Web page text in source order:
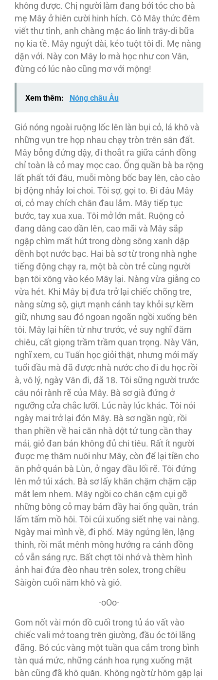
không được. Chị người làm đang bới tóc cho bà
mẹ Mây ở hiên cười hinh hích. Cô Mây thức đêm
viết thư tình, anh chàng mặc áo lính trây-di bữa
nọ kia tề. Mây nguýt dài, kéo tuột tôi đi. Mẹ nàng
dặn với. Này con Mây lo mà học như con Vân,
đừng có lúc nào cũng mơ với mộng!
Xem thêm: Nóng châu Âu
Gió nóng ngoài ruộng lốc lên làn bụi cỏ, lá khô và
những vụn tre họp nhau chạy tròn trên sân đất.
Mây bỗng đứng dậy, đi thoắt ra giữa cánh đồng
chỉ toàn là cỏ may mọc cao. Ống quần bà ba rộng
lất phất tới đâu, muỗi mòng bốc bay lên, cào cào
bị động nhảy loi choi. Tôi sợ, gọi to. Đi đâu Mây
ơi, cỏ may chích chân đau lắm. Mây tiếp tục
bước, tay xua xua. Tôi mở lớn mắt. Ruộng cỏ
đang dâng cao dần lên, cao mãi và Mây sắp
ngập chìm mất hút trong dòng sông xanh dập
dềnh bọt nước bạc. Hai bà sơ từ trong nhà nghe
tiếng động chạy ra, một bà còn trẻ cùng người
bạn tôi xông vào kéo Mây lại. Nàng vừa giằng co
vừa hét. Khi Mây bị đưa trở lại chiếc chõng tre,
nàng sừng sộ, giựt mạnh cánh tay khỏi sự kềm
giữ, nhưng sau đó ngoan ngoãn ngồi xuống bên
tôi. Mây lại hiền từ như trước, vẻ suy nghĩ đăm
chiêu, cất giọng trầm trầm quan trọng. Này Vân,
nghĩ xem, cu Tuấn học giỏi thật, nhưng mới mấy
tuổi đầu mà đã được nhà nước cho đi du học rồi
à, vô lý, ngày Vân đi, đã 18. Tôi sững người trước
câu nói rành rẽ của Mây. Bà sơ già đứng ở
ngưỡng cửa chắc lưỡi. Lúc này lúc khác. Tôi nói
ngày mai trở lại đón Mây. Bà sơ ngần ngừ, rồi
than phiền về hai căn nhà dột tứ tung cần thay
mái, giỏ đan bán không đủ chi tiêu. Rất ít người
được mẹ thăm nuôi như Mây, còn để lại tiền cho
ăn phở quán bà Lùn, ở ngay đầu lối rẽ. Tôi đứng
lên mở túi xách. Bà sơ lấy khăn chặm chặm cặp
mắt lem nhem. Mây ngồi co chân cặm cụi gỡ
những bông cỏ may bám đầy hai ống quần, trán
lấm tấm mồ hôi. Tôi cúi xuống siết nhẹ vai nàng.
Ngày mai mình về, đi phố. Mây ngửng lên, lặng
thinh, rồi mắt mênh mông hướng ra cánh đồng
cỏ vẫn sáng rực. Bất chợt tôi nhớ và thèm hình
ảnh hai đứa đèo nhau trên solex, trong chiều
Sàigòn cuối năm khô và gió.
-oOo-
Gom nốt vài món đồ cuối trong tủ áo vất vào
chiếc vali mở toang trên giường, đầu óc tôi lãng
đãng. Bó cúc vàng một tuần qua cắm trong bình
tàn quá mức, những cánh hoa rụng xuống mặt
bàn cũng đã khô quăn. Không ngờ từ hôm gặp lại